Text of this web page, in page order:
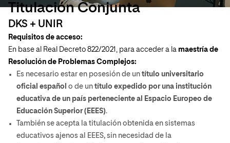
Titulación Conjunta
DKS + UNIR
Requisitos de acceso:
En base al Real Decreto 822/2021, para acceder a la maestría de
Resolución de Problemas Complejos:
Es necesario estar en posesión de un título universitario
oficial español o de un título expedido por una institución
educativa de un país perteneciente al Espacio Europeo de
Educación Superior (EEES).
También se acepta la titulación obtenida en sistemas
educativos ajenos al EEES, sin necesidad de la